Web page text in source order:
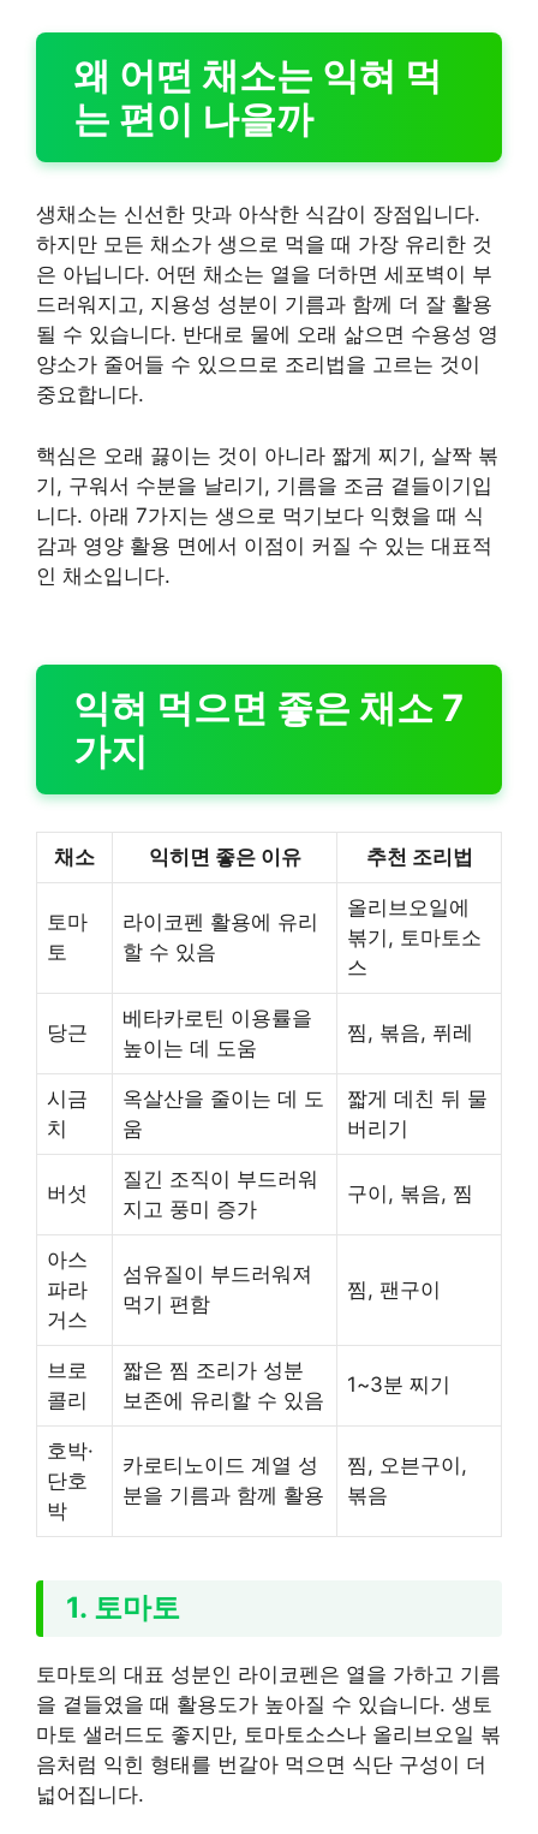
왜 어떤 채소는 익혀 먹
는 편이 나을까
생채소는 신선한 맛과 아삭한 식감이 장점입니다.
하지만 모든 채소가 생으로 먹을 때 가장 유리한 것
은 아닙니다. 어떤 채소는 열을 더하면 세포벽이 부
드러워지고, 지용성 성분이 기름과 함께 더 잘 활용
될 수 있습니다. 반대로 물에 오래 삶으면 수용성 영
양소가 줄어들 수 있으므로 조리법을 고르는 것이
중요합니다.
핵심은 오래 끓이는 것이 아니라 짧게 찌기, 살짝 볶
기, 구워서 수분을 날리기, 기름을 조금 곁들이기입
니다. 아래 7가지는 생으로 먹기보다 익혔을 때 식
감과 영양 활용 면에서 이점이 커질 수 있는 대표적
인 채소입니다.
익혀 먹으면 좋은 채소 7
가지
채소 익히면 좋은 이유 추천 조리법
토마
토
라이코펜 활용에 유리
할 수 있음
올리브오일에
볶기, 토마토소
스
당근
베타카로틴 이용률을
높이는 데 도움
찜, 볶음, 퓌레
시금
치
옥살산을 줄이는 데 도
움
짧게 데친 뒤 물
버리기
버섯
질긴 조직이 부드러워
지고 풍미 증가
구이, 볶음, 찜
아스
파라
거스
섬유질이 부드러워져
먹기 편함
찜, 팬구이
브로
콜리
짧은 찜 조리가 성분
보존에 유리할 수 있음
1~3분 찌기
호박·
단호
박
카로티노이드 계열 성
분을 기름과 함께 활용
찜, 오븐구이,
볶음
1. 토마토
토마토의 대표 성분인 라이코펜은 열을 가하고 기름
을 곁들였을 때 활용도가 높아질 수 있습니다. 생토
마토 샐러드도 좋지만, 토마토소스나 올리브오일 볶
음처럼 익힌 형태를 번갈아 먹으면 식단 구성이 더
넓어집니다.